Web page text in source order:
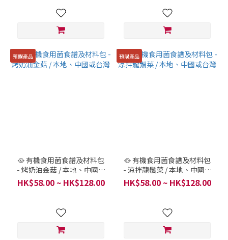
預購產品
🥘 有機食用菌食譜及材料包
- 烤奶油金菇 / 本地、中國或
台灣
HK$58.00 ~ HK$128.00
預購產品
🥘 有機食用菌食譜及材料包
- 涼拌龍鬚菜 / 本地、中國或
台灣
HK$58.00 ~ HK$128.00